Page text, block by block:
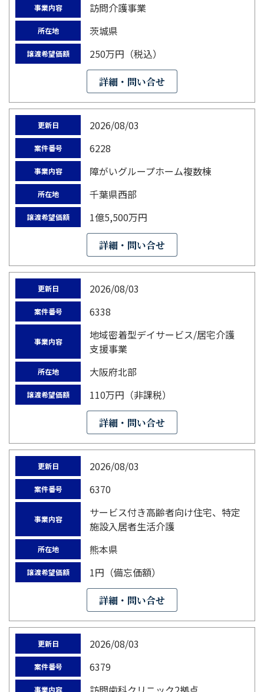
事業内容 訪問介護事業
所在地 茨城県
譲渡希望価額 250万円（税込）
詳細・問い合せ
更新日 2026/08/03
案件番号 6228
事業内容 障がいグループホーム複数棟
所在地 千葉県西部
譲渡希望価額 1億5,500万円
詳細・問い合せ
更新日 2026/08/03
案件番号 6338
事業内容
地域密着型デイサービス/居宅介護
支援事業
所在地 大阪府北部
譲渡希望価額 110万円（非課税）
詳細・問い合せ
更新日 2026/08/03
案件番号 6370
事業内容
サービス付き高齢者向け住宅、特定
施設入居者生活介護
所在地 熊本県
譲渡希望価額 1円（備忘価額）
詳細・問い合せ
更新日 2026/08/03
案件番号 6379
事業内容